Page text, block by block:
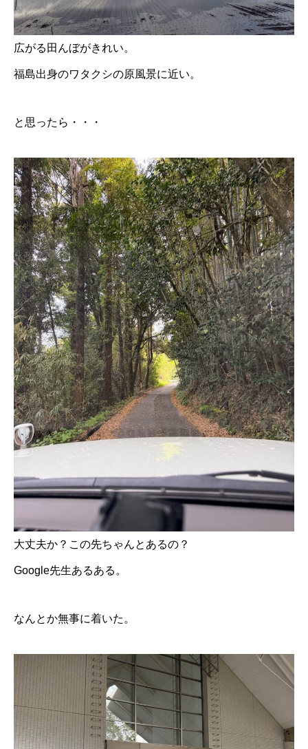
広がる田んぼがきれい。
福島出身のワタクシの原風景に近い。
と思ったら・・・
大丈夫か？この先ちゃんとあるの？
Google先生あるある。
なんとか無事に着いた。